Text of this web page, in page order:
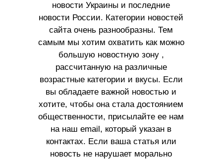
новости Украины и последние
новости России. Категории новостей
сайта очень разнообразны. Тем
самым мы хотим охватить как можно
большую новостную зону ,
рассчитанную на различные
возрастные категории и вкусы. Если
вы обладаете важной новостью и
хотите, чтобы она стала достоянием
общественности, присылайте ее нам
на наш email, который указан в
контактах. Если ваша статья или
новость не нарушает морально